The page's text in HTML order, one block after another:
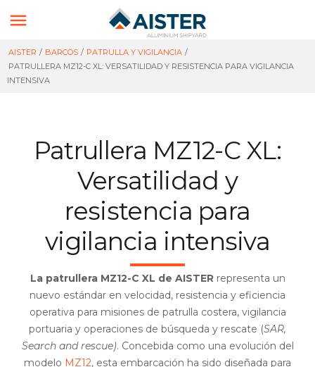

AISTER / BARCOS / PATRULLA Y VIGILANCIA /
PATRULLERA MZ12-C XL: VERSATILIDAD Y RESISTENCIA PARA VIGILANCIA
INTENSIVA
Patrullera MZ12-C XL:
Versatilidad y
resistencia para
vigilancia intensiva
La patrullera MZ12-C XL de AISTERrepresenta un
nuevo estándar en velocidad, resistencia y eficiencia
operativa para misiones de patrulla costera, vigilancia
portuaria y operaciones de búsqueda y rescate (SAR,
Search and rescue). Concebida como una evolución del
modelo MZ12, esta embarcación ha sido diseñada para